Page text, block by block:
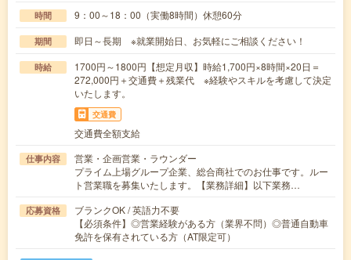
時間 9：00～18：00（実働8時間）休憩60分
期間 即日～長期 ※就業開始日、お気軽にご相談ください！
時給
1700円～1800円【想定月収】時給1,700円×8時間×20日＝
272,000円＋交通費＋残業代 ※経験やスキルを考慮して決定
いたします。
交通費
交通費全額支給
仕事内容
営業・企画営業・ラウンダー
プライム上場グループ企業、総合商社でのお仕事です。ルー
ト営業職を募集いたします。【業務詳細】以下業務…
応募資格
ブランクOK / 英語力不要
【必須条件】◎営業経験がある方（業界不問）◎普通自動車
免許を保有されている方（AT限定可）